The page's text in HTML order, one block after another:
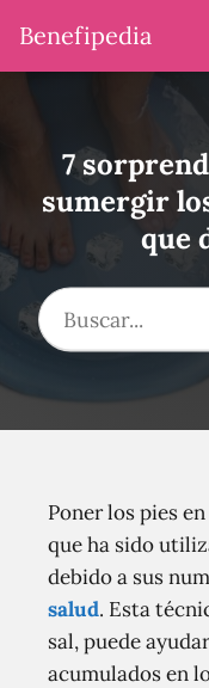
Benefipedia
7
sumergir
que
Poner los pies en
que ha sido
debido a sus
salud. Esta
sal, puede
acumulados en